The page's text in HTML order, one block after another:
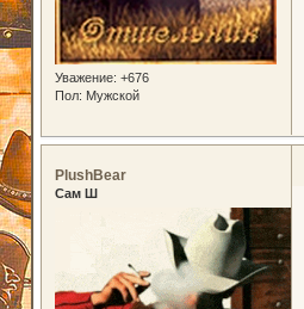
Уважение: +676
Пол: Мужской
PlushBear
Сам Ш